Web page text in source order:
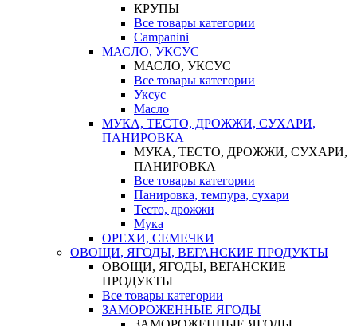
КРУПЫ
Все товары категории
Campanini
МАСЛО, УКСУС
МАСЛО, УКСУС
Все товары категории
Уксус
Масло
МУКА, ТЕСТО, ДРОЖЖИ, СУХАРИ,
ПАНИРОВКА
МУКА, ТЕСТО, ДРОЖЖИ, СУХАРИ,
ПАНИРОВКА
Все товары категории
Панировка, темпура, сухари
Тесто, дрожжи
Мука
ОРЕХИ, СЕМЕЧКИ
ОВОЩИ, ЯГОДЫ, ВЕГАНСКИЕ ПРОДУКТЫ
ОВОЩИ, ЯГОДЫ, ВЕГАНСКИЕ
ПРОДУКТЫ
Все товары категории
ЗАМОРОЖЕННЫЕ ЯГОДЫ